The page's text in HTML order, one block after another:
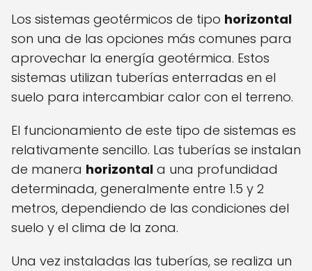
Los sistemas geotérmicos de tipo horizontal
son una de las opciones más comunes para
aprovechar la energía geotérmica. Estos
sistemas utilizan tuberías enterradas en el
suelo para intercambiar calor con el terreno.
El funcionamiento de este tipo de sistemas es
relativamente sencillo. Las tuberías se instalan
de manera horizontal a una profundidad
determinada, generalmente entre 1.5 y 2
metros, dependiendo de las condiciones del
suelo y el clima de la zona.
Una vez instaladas las tuberías, se realiza un